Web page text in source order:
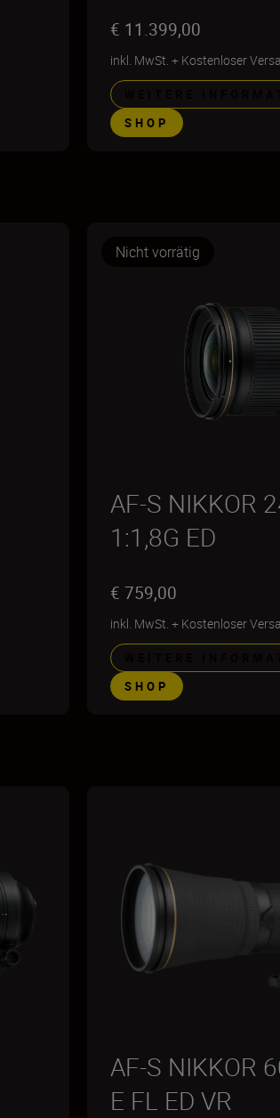
€ 11.399,00
inkl. MwSt. + Kostenloser
SHOP
Nicht vorrätig
AF-S NIKKOR
1:1,8G ED
€ 759,00
inkl. MwSt. + Kostenloser
SHOP
AF-S NIKKOR
E FL ED VR